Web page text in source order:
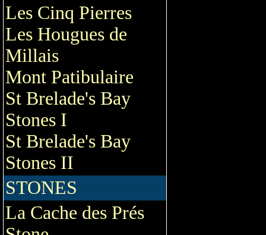
Les Cinq Pierres
Les Hougues de
Millais
Mont Patibulaire
St Brelade's Bay
Stones I
St Brelade's Bay
Stones II
STONES
La Cache des Prés